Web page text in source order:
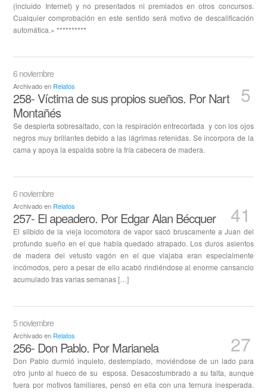
(incluido Internet) y no presentados ni premiados en otros concursos.
Cualquier comprobación en este sentido será motivo de descalificación
automática.» **********
6 noviembre
Archivado en Relatos 5
258- Víctima de sus propios sueños. Por Nart
Montañés
Se despierta sobresaltado, con la respiración entrecortada y con los ojos
negros muy brillantes debido a las lágrimas retenidas. Se incorpora de la
cama y apoya la espalda sobre la fría cabecera de madera.
6 noviembre
Archivado en Relatos 41
257- El apeadero. Por Edgar Alan Bécquer
El silbido de la vieja locomotora de vapor sacó bruscamente a Juan del
profundo sueño en el que había quedado atrapado. Los duros asientos
de madera del vetusto vagón en el que viajaba eran especialmente
incómodos, pero a pesar de ello acabó rindiéndose al enorme cansancio
acumulado tras varias semanas […]
5 noviembre
Archivado en Relatos 27
256- Don Pablo. Por Marianela
Don Pablo durmió inquieto, destemplado, moviéndose de un lado para
otro junto al hueco de su esposa. Desacostumbrado a su falta, aunque
fuera por motivos familiares, pensó en ella con una ternura inesperada.